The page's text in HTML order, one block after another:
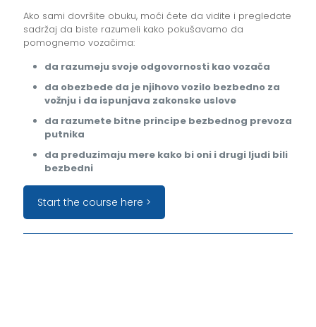
Ako sami dovršite obuku, moći ćete da vidite i pregledate
sadržaj da biste razumeli kako pokušavamo da
pomognemo vozačima:
da razumeju svoje odgovornosti kao vozača
da obezbede da je njihovo vozilo bezbedno za
vožnju i da ispunjava zakonske uslove
da razumete bitne principe bezbednog prevoza
putnika
da preduzimaju mere kako bi oni i drugi ljudi bili
bezbedni
Start the course here >